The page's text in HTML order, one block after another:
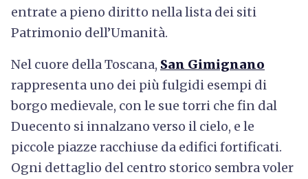
entrate a pieno diritto nella lista dei siti
Patrimonio dell’Umanità.
Nel cuore della Toscana, San Gimignano
rappresenta uno dei più fulgidi esempi di
borgo medievale, con le sue torri che fin dal
Duecento si innalzano verso il cielo, e le
piccole piazze racchiuse da edifici fortificati.
Ogni dettaglio del centro storico sembra voler